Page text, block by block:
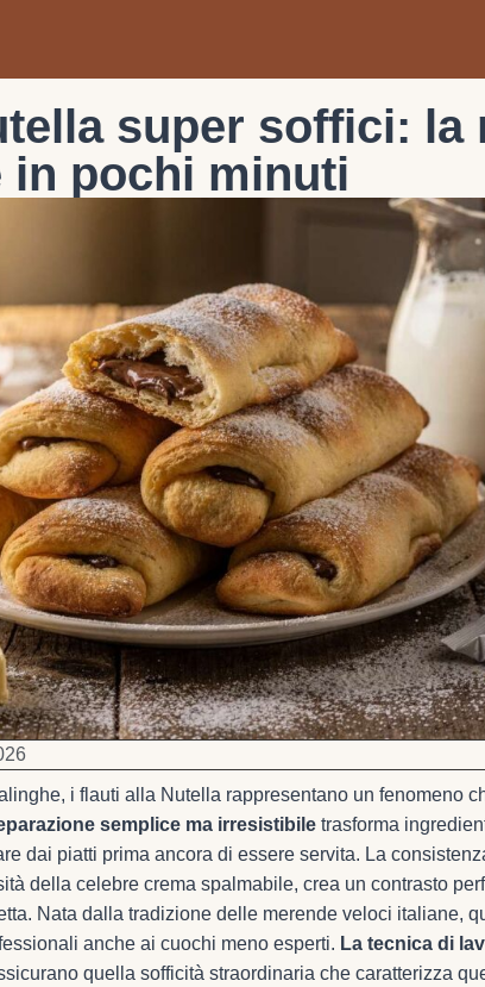
super soffici: la
in pochi minuti
i flauti alla Nutella rappresentano un fenomeno
semplice ma irresistibile trasforma
dai piatti prima ancora di essere servita. La
della celebre crema spalmabile, crea un contrasto
Nata dalla tradizione delle merende veloci italiane,
anche ai cuochi meno esperti. La tecnica di
quella sofficità straordinaria che caratterizza